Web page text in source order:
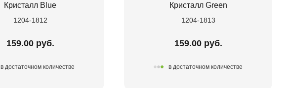
Кристалл Blue
1204-1812
159.00 руб.
в достаточном количестве
Кристалл Green
1204-1813
159.00 руб.
в достаточном количестве